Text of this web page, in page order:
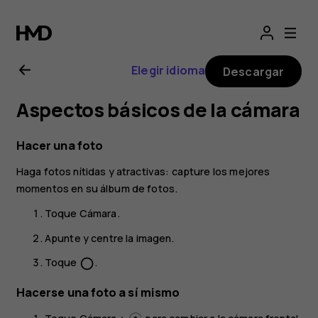
Guía
del
usuario
de
Nokia
G11
Elegir idioma Descargar
Aspectos básicos de la cámara
Hacer una foto
Haga fotos nítidas y atractivas: capture los mejores
momentos en su álbum de fotos.
Toque Cámara .
Apunte y centre la imagen.
Toque panorama_fish_eye.
Hacerse una foto a sí mismo